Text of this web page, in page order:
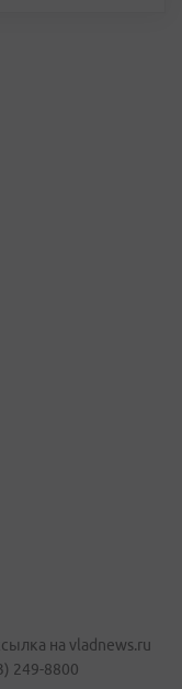
на vladnews.ru
249-8800